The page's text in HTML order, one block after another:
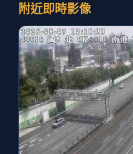
附近即時影像